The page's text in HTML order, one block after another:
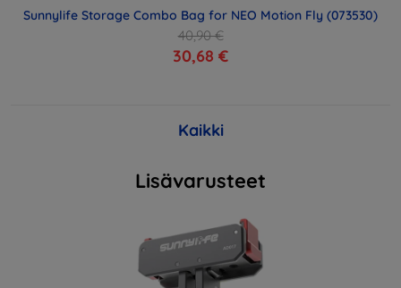
Sunnylife Storage Combo Bag for NEO Motion Fly (073530)
40,90 €
30,68 €
Kaikki
Lisävarusteet